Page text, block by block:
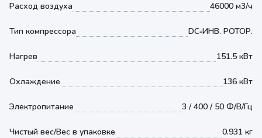
Расход воздуха 46000 м3/ч
Тип компрессора DC‐ИНВ. РОТОР.
Нагрев 151.5 кВт
Охлаждение 136 кВт
Электропитание 3 / 400 / 50 Ф/В/Гц
Чистый вес/Вес в упаковке 0.931 кг